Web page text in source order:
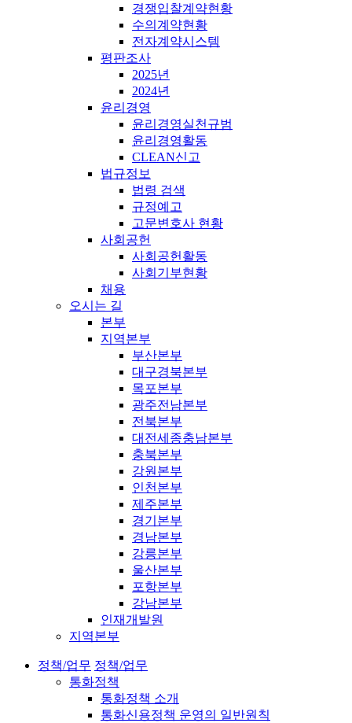
경쟁입찰계약현황
수의계약현황
전자계약시스템
평판조사
2025년
2024년
윤리경영
윤리경영실천규범
윤리경영활동
CLEAN신고
법규정보
법령 검색
규정예고
고문변호사 현황
사회공헌
사회공헌활동
사회기부현황
채용
오시는 길
본부
지역본부
부산본부
대구경북본부
목포본부
광주전남본부
전북본부
대전세종충남본부
충북본부
강원본부
인천본부
제주본부
경기본부
경남본부
강릉본부
울산본부
포항본부
강남본부
인재개발원
지역본부
정책/업무 정책/업무
통화정책
통화정책 소개
통화신용정책 운영의 일반원칙